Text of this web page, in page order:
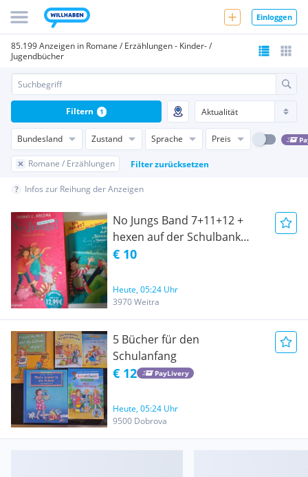
Einloggen
85.199 Anzeigen in Romane / Erzählungen - Kinder- /
Jugendbücher
Bundesland Zustand Sprache Preis
Romane / Erzählungen Filter zurücksetzen
Filtern 1
Infos zur Reihung der Anzeigen
No Jungs Band 7+11+12 +
hexen auf der Schulbank
Thomas Brezina
€ 10
Heute, 05:24 Uhr
3970 Weitra
5 Bücher für den
Schulanfang
€ 12 PayLivery
Heute, 05:24 Uhr
9500 Dobrova